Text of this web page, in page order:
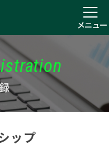
メニュー
ップ